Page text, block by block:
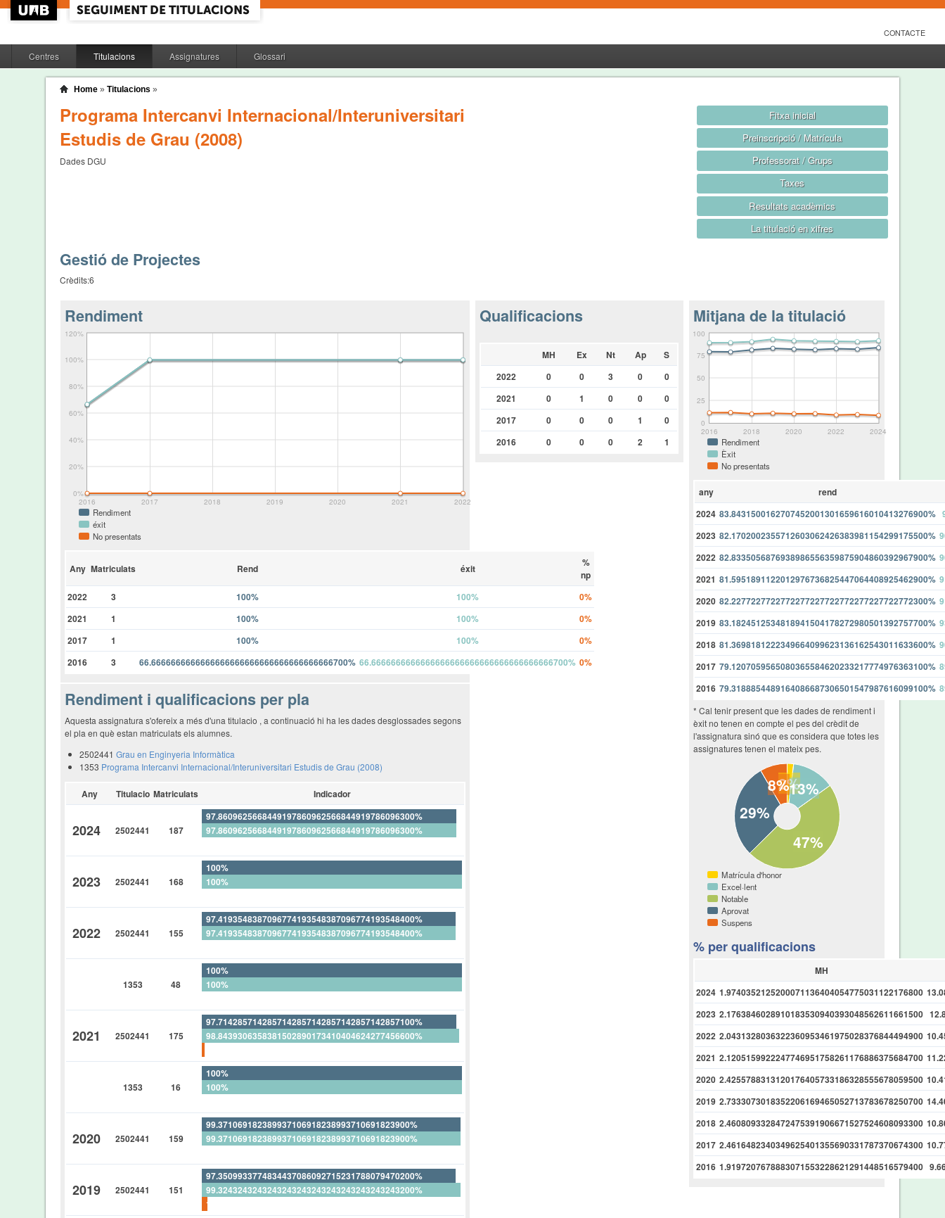
CONTACTE
Centres Titulacions Assignatures Glossari
Home» Titulacions »
Programa Intercanvi Internacional/Interuniversitari
Estudis de Grau (2008)
Dades DGU
Fitxa inicial
Preinscripció / Matrícula
Professorat / Grups
Taxes
Resultats acadèmics
La titulació en xifres
Gestió de Projectes
Crèdits:6
Mitjana de la titulació
2016 2018 2020 2022 2024
0
25
50
75
100
Rendiment
Èxit
No presentats
any
rend
2024 83.8431500162707452001301659616010413276900%
2023 82.1702002355712603062426383981154299175500%
2022 82.8335056876938986556359875904860392967900%
2021 81.5951891122012976736825447064408925462900%
2020 82.2277227722772277227722772277227722772300%
2019 83.1824512534818941504178272980501392757700%
2018 81.3698181222349664099623136162543011633600%
2017 79.1207059565080365584620233217774976363100%
2016 79.3188854489164086687306501547987616099100%
* Cal tenir present que les dades de rendiment i
èxit no tenen en compte el pes del crèdit de
l'assignatura sinó que es considera que totes les
assignatures tenen el mateix pes.
2%13%
47%
29%
8%
Matrícula d'honor
Excel·lent
Notable
Aprovat
Suspens
% per qualificacions
MH
2024 1.9740352125200071136404054775031122176800
2023 2.1763846028910183530940393048562611661500
2022 2.0431328036322360953461975028376844494900
2021 2.1205159922247746951758261176886375684700
2020 2.4255788313120176405733186328555678059500
2019 2.7333073018352206169465052713783678250700
2018 2.4608093328472475391906671527524608093300
2017 2.4616482340349625401355690331787370674300
2016 1.9197207678883071553228621291448516579400
Qualificacions
MH Ex Nt Ap
S
2022
0 0 3 0
0
2021
0 1 0 0
0
2017
0 0 0 1
0
2016
0 0 0 2 1
Rendiment
2016 2017 2018 2019 2020 2021 2022
0%
20%
40%
60%
80%
100%
120%
Rendiment
éxit
No presentats
Any Matriculats Rend éxit
%
np
2022
3 100% 100%
0%
2021
1 100% 100%
0%
2017
1 100% 100%
0%
2016
3 66.6666666666666666666666666666666666666700% 66.6666666666666666666666666666666666666700% 0%
Rendiment i qualificacions per pla
Aquesta assignatura s'ofereix a més d'una titulacio , a continuació hi ha les dades desglossades segons
el pla en què estan matriculats els alumnes.
2502441Grau en Enginyeria Informàtica
1353 Programa Intercanvi Internacional/Interuniversitari Estudis de Grau (2008)
Any Titulacio Matriculats Indicador
2024 2502441 187
97.8609625668449197860962566844919786096300%
97.8609625668449197860962566844919786096300%
2023 2502441 168
100%
100%
2022 2502441 155
97.4193548387096774193548387096774193548400%
97.4193548387096774193548387096774193548400%
1353 48
100%
100%
2021 2502441 175
97.7142857142857142857142857142857142857100%
98.8439306358381502890173410404624277456600%
1353 16
100%
100%
2020 2502441 159
99.371069182389937106918238993710691823900%
99.371069182389937106918238993710691823900%
2019 2502441 151
97.3509933774834437086092715231788079470200%
99.3243243243243243243243243243243243243200%
1.9867549668874172185430463576158940397400%